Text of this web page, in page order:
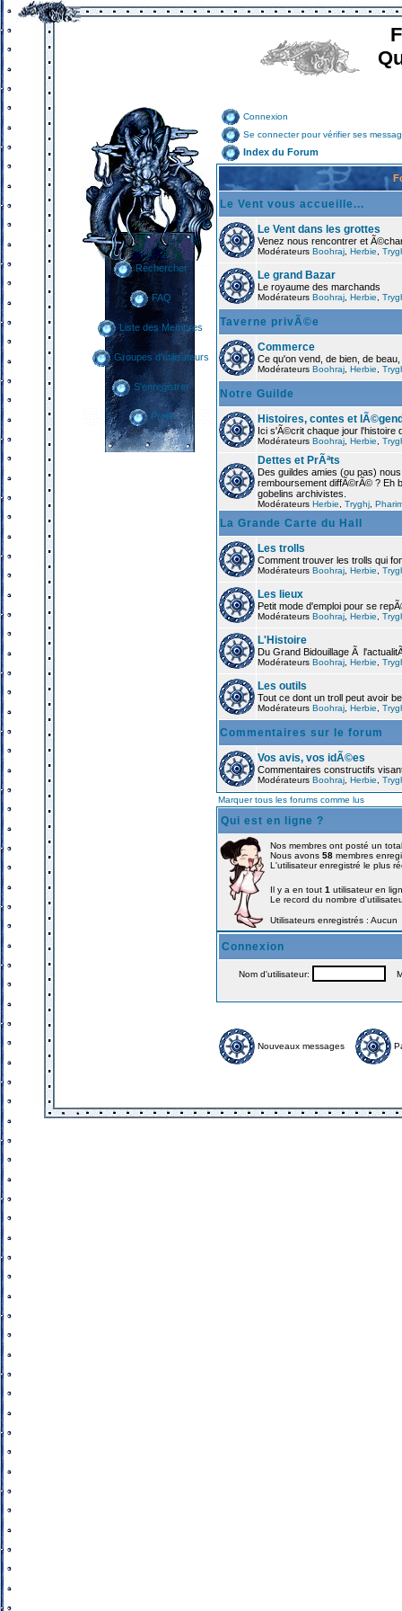
Rechercher
FAQ
Liste des Membres
Groupes d'utilisateurs
S'enregistrer
Profil
Connexion
Se connecter pour vérifier ses
Index du Forum
Le Vent vous accueille...
Le Vent dans les grottes
Venez nous rencontrer et
Modérateurs Boohraj Herbie
Le grand Bazar
Le royaume des marchands
Modérateurs Boohraj Herbie
Taverne privÃ©e
Commerce
Ce qu'on vend, de bien, de
Modérateurs Boohraj Herbie
Notre Guilde
Histoires, contes et
Ici s'Ã©crit chaque jour l'histoire
Modérateurs Boohraj Herbie
Dettes et PrÃªts
Des guildes amies (ou pas)
remboursement diffÃ©rÃ© ? Eh
gobelins archivistes.
Modérateurs Herbie Tryghj
La Grande Carte du Hall
Les trolls
Comment trouver les trolls qui
Modérateurs Boohraj Herbie
Les lieux
Petit mode d'emploi pour se
Modérateurs Boohraj Herbie
L'Histoire
Du Grand Bidouillage Ã
Modérateurs Boohraj Herbie
Les outils
Tout ce dont un troll peut avoir
Modérateurs Boohraj Herbie
Commentaires sur le forum
Vos avis, vos idÃ©es
Commentaires constructifs
Modérateurs Boohraj Herbie
Marquer tous les forums comme lus
Qui est en ligne ?
Nos membres ont posté un
Nous avons 58 membres
L'utilisateur enregistré le plus
Il y a en tout 1 utilisateur en
Le record du nombre
Utilisateurs enregistrés : Aucun
Connexion
Nom d'utilisateur:
Nouveaux messages